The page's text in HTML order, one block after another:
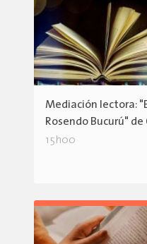
Mediación lectora:
Rosendo Bucurú" de
15h00